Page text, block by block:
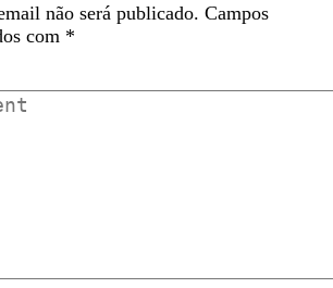
não será publicado. Campos
com *